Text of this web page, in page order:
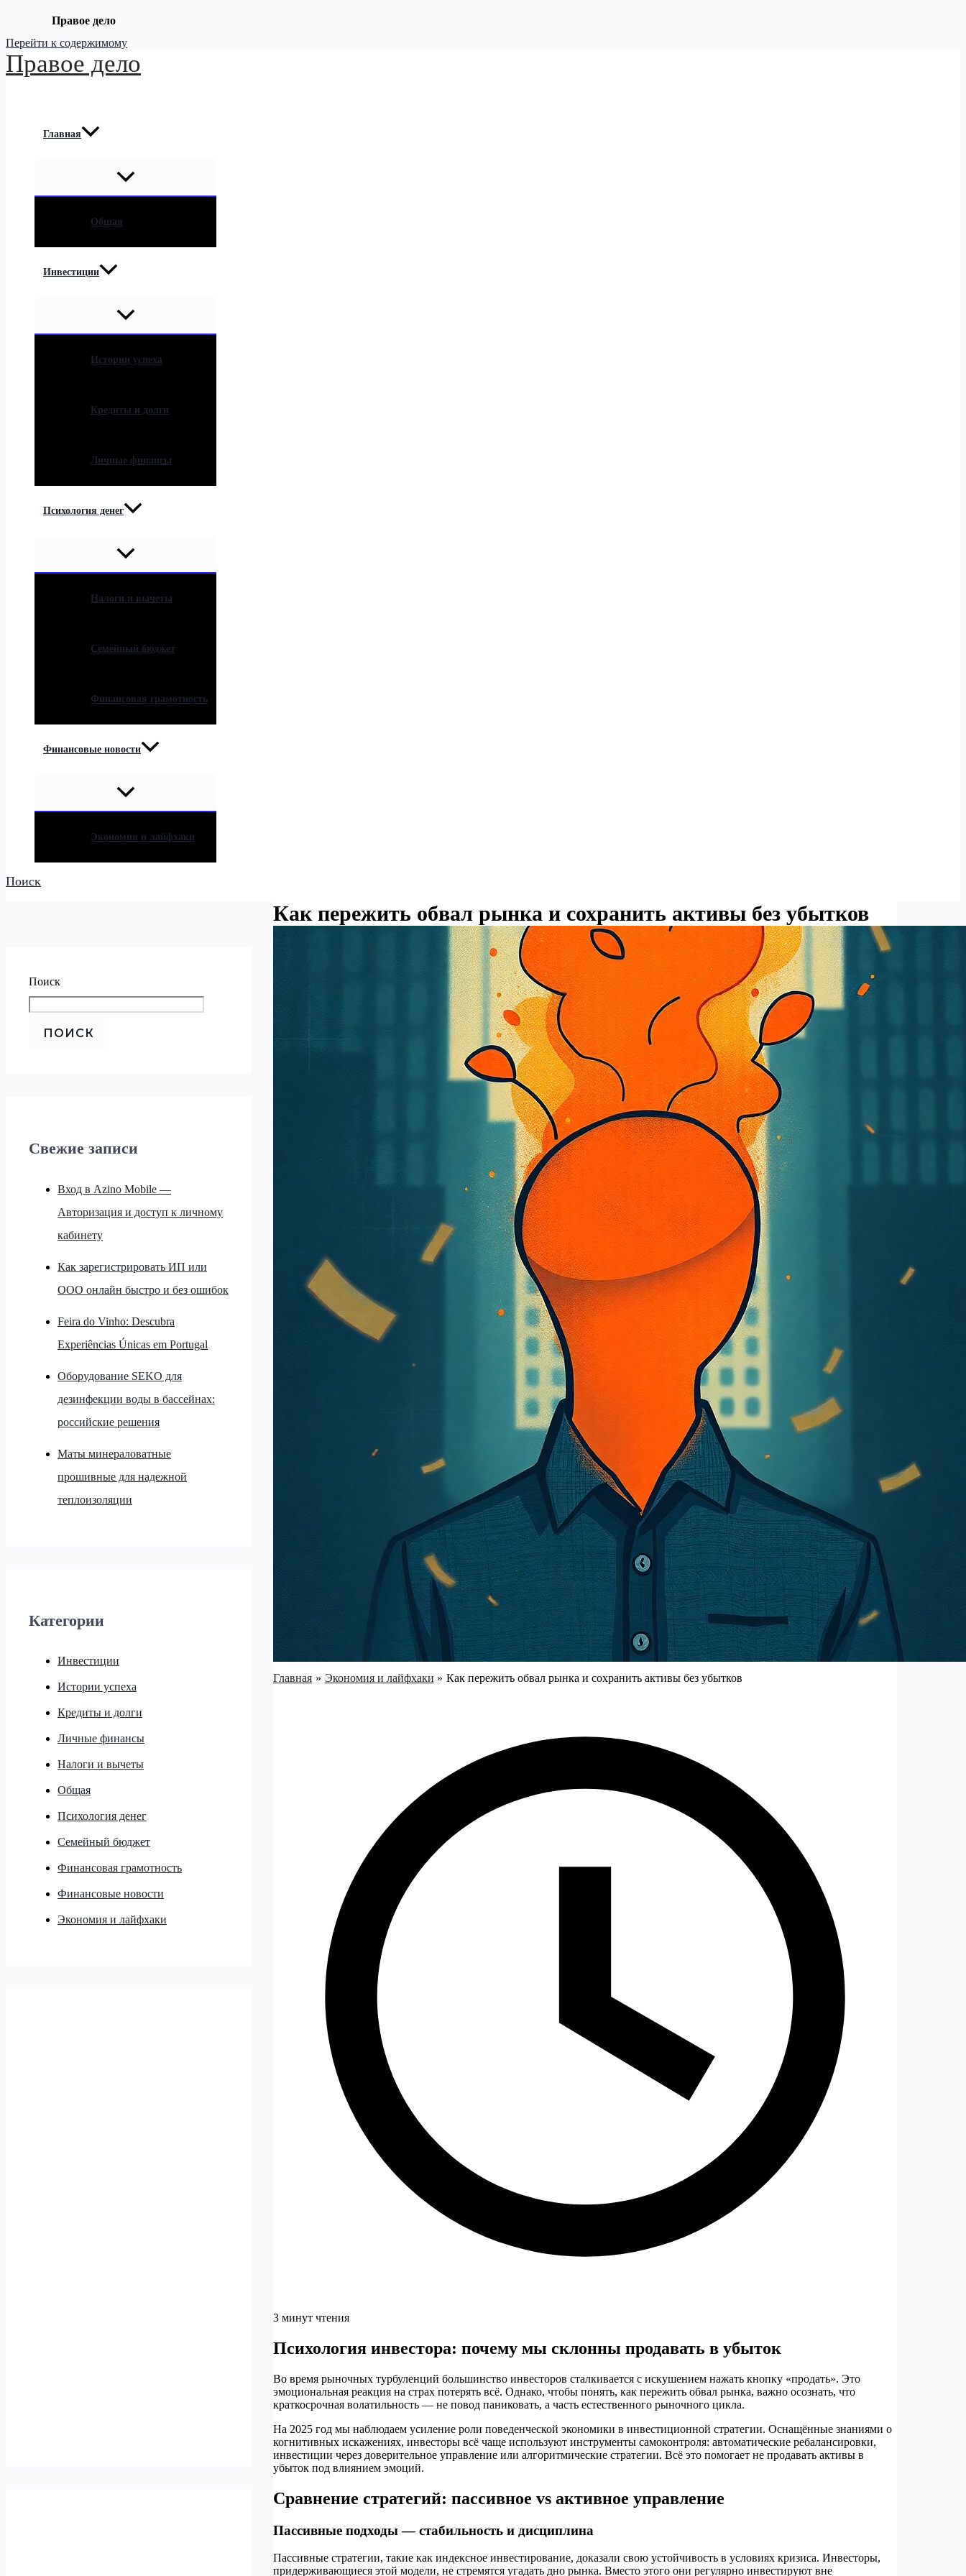
Правое дело
Перейти к содержимому
Правое дело
Главная
Общая
Инвестиции
Истории успеха
Кредиты и долги
Личные финансы
Психология денег
Налоги и вычеты
Семейный бюджет
Финансовая грамотность
Финансовые новости
Экономия и лайфхаки
Поиск
Поиск
ПОИСК
Свежие записи
Вход в Azino Mobile —
Авторизация и доступ к личному
кабинету
Как зарегистрировать ИП или
ООО онлайн быстро и без ошибок
Feira do Vinho: Descubra
Experiências Únicas em Portugal
Оборудование SEKO для
дезинфекции воды в бассейнах:
российские решения
Маты минераловатные
прошивные для надежной
теплоизоляции
Категории
Инвестиции
Истории успеха
Кредиты и долги
Личные финансы
Налоги и вычеты
Общая
Психология денег
Семейный бюджет
Финансовая грамотность
Финансовые новости
Экономия и лайфхаки
Как пережить обвал рынка и сохранить активы без убытков
Главная Экономия и лайфхаки Как пережить обвал рынка и сохранить активы без убытков
3 минут чтения
Психология инвестора: почему мы склонны продавать в убыток
Во время рыночных турбуленций большинство инвесторов сталкивается с искушением нажать кнопку «продать». Это
эмоциональная реакция на страх потерять всё. Однако, чтобы понять, как пережить обвал рынка, важно осознать, что
краткосрочная волатильность — не повод паниковать, а часть естественного рыночного цикла.
На 2025 год мы наблюдаем усиление роли поведенческой экономики в инвестиционной стратегии. Оснащённые знаниями о
когнитивных искажениях, инвесторы всё чаще используют инструменты самоконтроля: автоматические ребалансировки,
инвестиции через доверительное управление или алгоритмические стратегии. Всё это помогает не продавать активы в
убыток под влиянием эмоций.
Сравнение стратегий: пассивное vs активное управление
Пассивные подходы — стабильность и дисциплина
Пассивные стратегии, такие как индексное инвестирование, доказали свою устойчивость в условиях кризиса. Инвесторы,
придерживающиеся этой модели, не стремятся угадать дно рынка. Вместо этого они регулярно инвестируют вне